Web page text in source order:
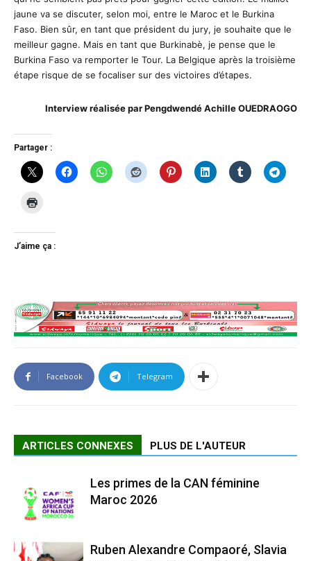
jaune va se discuter, selon moi, entre le Maroc et le Burkina
Faso. Bien sûr, en tant que président du jury, je souhaite que le
meilleur gagne. Mais en tant que Burkinabè, je pense que le
Burkina Faso va remporter le Tour. La Belgique après la troisième
étape risque de se focaliser sur des victoires d’étapes.
Interview réalisée par Pengdwendé Achille OUEDRAOGO
Partager :
J’aime ça :
Facebook Telegram
ARTICLES CONNEXES PLUS DE L'AUTEUR
Les primes de la CAN féminine
Maroc 2026
Ruben Alexandre Compaoré, Slavia